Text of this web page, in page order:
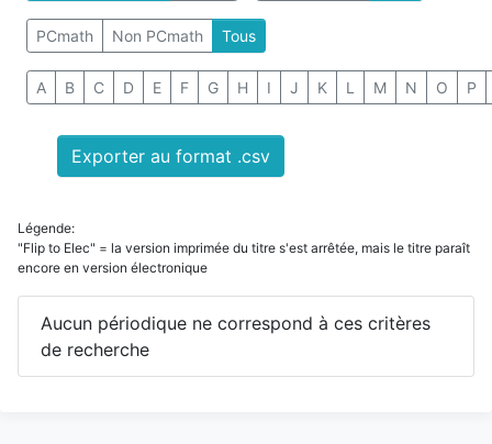
PCmath Non PCmath Tous
A B C D E F G H I J K L M N O P
Exporter au format .csv
Légende:
"Flip to Elec" = la version imprimée du titre s'est arrêtée, mais le titre paraît
encore en version électronique
Aucun périodique ne correspond à ces critères
de recherche